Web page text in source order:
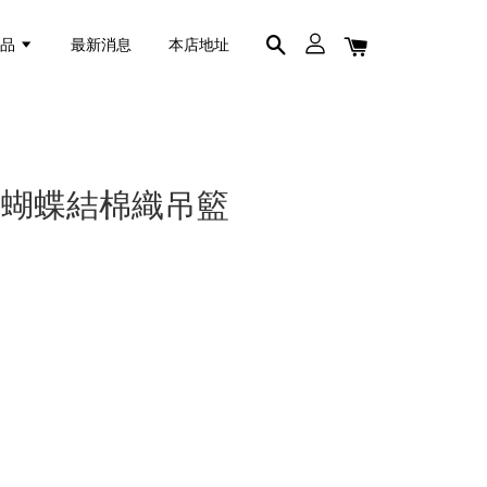
最新消息 本店地址
蝶結棉織吊籃